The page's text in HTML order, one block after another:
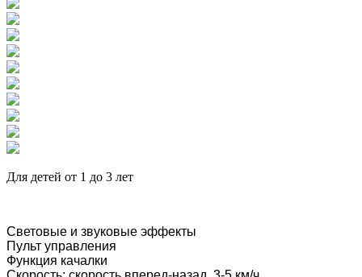
Для детей от 1 до 3 лет
Световые и звуковые эффекты
Пульт управления
Функция качалки